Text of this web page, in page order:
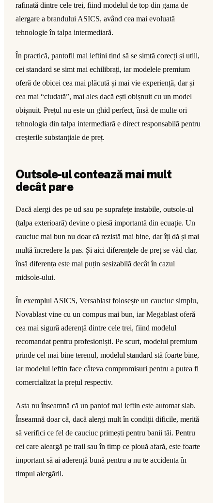
rafinată dintre cele trei, fiind modelul de top din gama de
alergare a brandului ASICS, având cea mai evoluată
tehnologie în talpa intermediară.
În practică, pantofii mai ieftini tind să se simtă corecți și utili,
cei standard se simt mai echilibrați, iar modelele premium
oferă de obicei cea mai plăcută și mai vie experiență, dar și
cea mai “ciudată”, mai ales dacă ești obișnuit cu un model
obișnuit. Prețul nu este un ghid perfect, însă de multe ori
tehnologia din talpa intermediară e direct responsabilă pentru
creșterile substanțiale de preț.
Outsole-ul contează mai mult
decât pare
Dacă alergi des pe ud sau pe suprafețe instabile, outsole-ul
(talpa exterioară) devine o piesă importantă din ecuație. Un
cauciuc mai bun nu doar că rezistă mai bine, dar îți dă și mai
multă încredere la pas. Și aici diferențele de preț se văd clar,
însă diferența este mai puțin sesizabilă decât în cazul
midsole-ului.
În exemplul ASICS, Versablast folosește un cauciuc simplu,
Novablast vine cu un compus mai bun, iar Megablast oferă
cea mai sigură aderență dintre cele trei, fiind modelul
recomandat pentru profesioniști. Pe scurt, modelul premium
prinde cel mai bine terenul, modelul standard stă foarte bine,
iar modelul ieftin face câteva compromisuri pentru a putea fi
comercializat la prețul respectiv.
Asta nu înseamnă că un pantof mai ieftin este automat slab.
Înseamnă doar că, dacă alergi mult în condiții dificile, merită
să verifici ce fel de cauciuc primești pentru banii tăi. Pentru
cei care aleargă pe trail sau în timp ce plouă afară, este foarte
important să ai aderență bună pentru a nu te accidenta în
timpul alergării.